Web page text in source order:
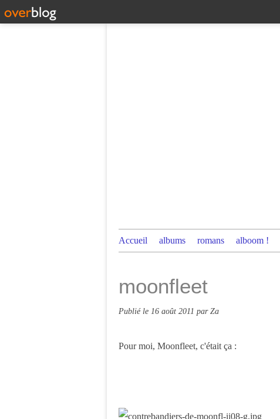
Accueil albums romans alboom !
moonfleet
Publié le 16 août 2011 par Za
Pour moi, Moonfleet, c'était ça :